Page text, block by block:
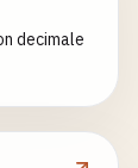
decimale